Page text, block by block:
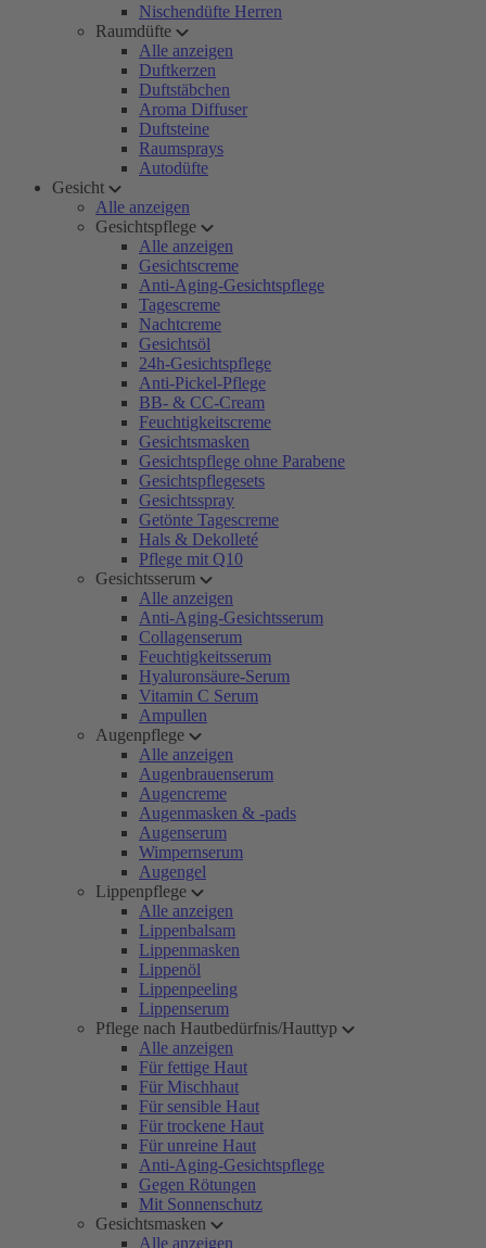
Nischendüfte Herren
Raumdüfte
Alle anzeigen
Duftkerzen
Duftstäbchen
Aroma Diffuser
Duftsteine
Raumsprays
Autodüfte
Gesicht
Alle anzeigen
Gesichtspflege
Alle anzeigen
Gesichtscreme
Anti-Aging-Gesichtspflege
Tagescreme
Nachtcreme
Gesichtsöl
24h-Gesichtspflege
Anti-Pickel-Pflege
BB- & CC-Cream
Feuchtigkeitscreme
Gesichtsmasken
Gesichtspflege ohne Parabene
Gesichtspflegesets
Gesichtsspray
Getönte Tagescreme
Hals & Dekolleté
Pflege mit Q10
Gesichtsserum
Alle anzeigen
Anti-Aging-Gesichtsserum
Collagenserum
Feuchtigkeitsserum
Hyaluronsäure-Serum
Vitamin C Serum
Ampullen
Augenpflege
Alle anzeigen
Augenbrauenserum
Augencreme
Augenmasken & -pads
Augenserum
Wimpernserum
Augengel
Lippenpflege
Alle anzeigen
Lippenbalsam
Lippenmasken
Lippenöl
Lippenpeeling
Lippenserum
Pflege nach Hautbedürfnis/Hauttyp
Alle anzeigen
Für fettige Haut
Für Mischhaut
Für sensible Haut
Für trockene Haut
Für unreine Haut
Anti-Aging-Gesichtspflege
Gegen Rötungen
Mit Sonnenschutz
Gesichtsmasken
Alle anzeigen